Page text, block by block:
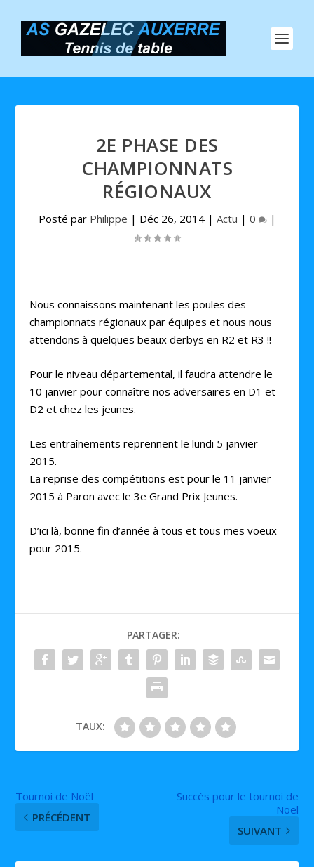
2E PHASE DES
CHAMPIONNATS
RÉGIONAUX
Posté par Philippe | Déc 26, 2014| Actu | 0 |
Nous connaissons maintenant les poules des
championnats régionaux par équipes et nous nous
attendons à quelques beaux derbys en R2 et R3 !!
Pour le niveau départemental, il faudra attendre le
10 janvier pour connaître nos adversaires en D1 et
D2 et chez les jeunes.
Les entraînements reprennent le lundi 5 janvier
2015.
La reprise des compétitions est pour le 11 janvier
2015 à Paron avec le 3e Grand Prix Jeunes.
D’ici là, bonne fin d’année à tous et tous mes voeux
pour 2015.
PARTAGER:
TAUX:
Tournoi de Noël
PRÉCÉDENT
Succès pour le tournoi de
Noël
SUIVANT